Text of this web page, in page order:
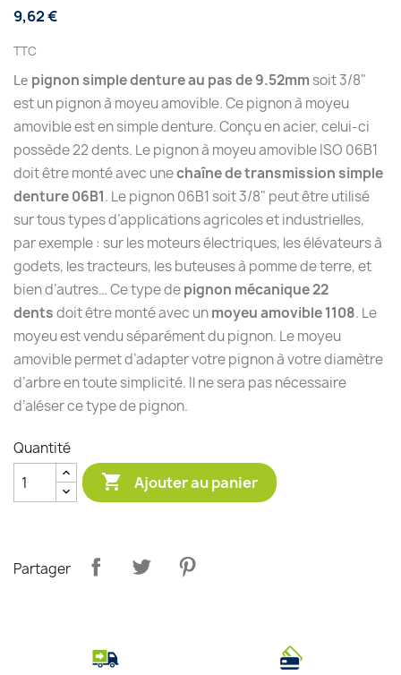
9,62 €
TTC
Le pignon simple denture au pas de 9.52mm soit 3/8"
est un pignon à moyeu amovible. Ce pignon à moyeu
amovible est en simple denture. Conçu en acier, celui-ci
possède 22 dents. Le pignon à moyeu amovible ISO 06B1
doit être monté avec unechaîne de transmission simple
denture 06B1. Le pignon 06B1 soit 3/8" peut être utilisé
sur tous types d’applications agricoles et industrielles,
par exemple : sur les moteurs électriques, les élévateurs à
godets, les tracteurs, les buteuses à pomme de terre, et
bien d’autres… Ce type depignon mécanique 22
dentsdoit être monté avec unmoyeu amovible 1108. Le
moyeu est vendu séparément du pignon. Le moyeu
amovible permet d’adapter votre pignon à votre diamètre
d’arbre en toute simplicité. Il ne sera pas nécessaire
d’aléser ce type de pignon.
Quantité
 Ajouter au panier
Partager